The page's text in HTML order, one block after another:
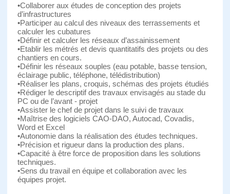
•Collaborer aux études de conception des projets
d’infrastructures
•Participer au calcul des niveaux des terrassements et
calculer les cubatures
•Définir et calculer les réseaux d’assainissement
•Etablir les métrés et devis quantitatifs des projets ou des
chantiers en cours.
•Définir les réseaux souples (eau potable, basse tension,
éclairage public, téléphone, télédistribution)
•Réaliser les plans, croquis, schémas des projets étudiés
•Rédiger le descriptif des travaux envisagés au stade du
PC ou de l’avant - projet
•Assister le chef de projet dans le suivi de travaux
•Maîtrise des logiciels CAO-DAO, Autocad, Covadis,
Word et Excel
•Autonomie dans la réalisation des études techniques.
•Précision et rigueur dans la production des plans.
•Capacité à être force de proposition dans les solutions
techniques.
•Sens du travail en équipe et collaboration avec les
équipes projet.